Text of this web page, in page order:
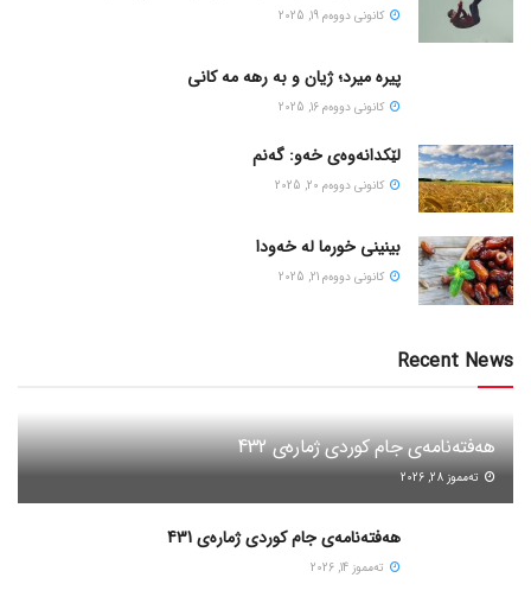
كانونی دووه‌م 19, 2025
پیره میرد؛ ژیان و به رهه مه کانی
كانونی دووه‌م 16, 2025
لێکدانەوەی خەو: گەنم
كانونی دووه‌م 20, 2025
بینینی خورما لە خەودا
كانونی دووه‌م 21, 2025
Recent News
هەفتەنامەی جام کوردی ژمارەی 432
ته‌مموز 28, 2026
هەفتەنامەی جام کوردی ژمارەی 431
ته‌مموز 14, 2026